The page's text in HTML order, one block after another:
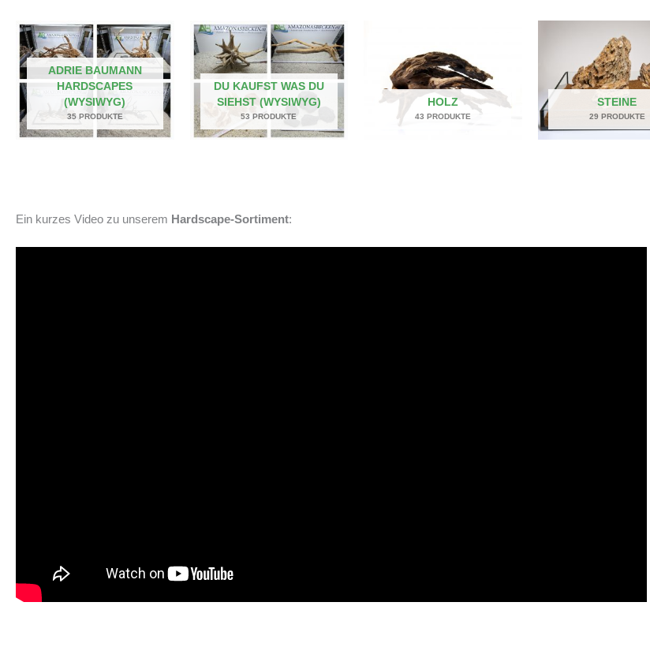
ADRIE BAUMANN
HARDSCAPES
(WYSIWYG)
35 PRODUKTE
DU KAUFST WAS DU
SIEHST (WYSIWYG)
53 PRODUKTE
HOLZ
43 PRODUKTE
STEINE
29 PRODUKTE
Ein kurzes Video zu unserem Hardscape-Sortiment: